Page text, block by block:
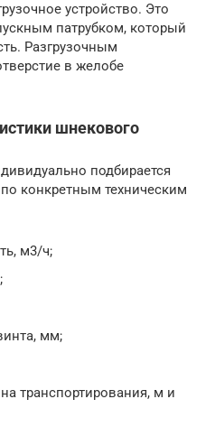
устройство. Это
патрубком, который
Разгрузочным
в желобе
шнекового
подбирается
конкретным техническим
м3/ч;
мм;
транспортирования, м и